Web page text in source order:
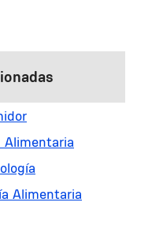
Alimentaria
Alimentaria